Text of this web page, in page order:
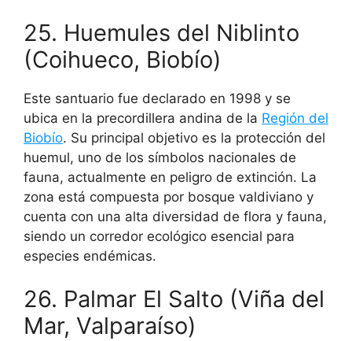
25. Huemules del Niblinto
(Coihueco, Biobío)
Este santuario fue declarado en 1998 y se
ubica en la precordillera andina de la Región del
Biobío. Su principal objetivo es la protección del
huemul, uno de los símbolos nacionales de
fauna, actualmente en peligro de extinción. La
zona está compuesta por bosque valdiviano y
cuenta con una alta diversidad de flora y fauna,
siendo un corredor ecológico esencial para
especies endémicas.
26. Palmar El Salto (Viña del
Mar, Valparaíso)